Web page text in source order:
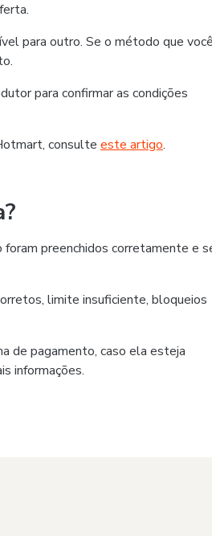
para outro. Se o método que
para confirmar as condições
consulte este artigo.
foram preenchidos corretamente e
limite insuficiente, bloqueios
de pagamento, caso ela esteja
informações.